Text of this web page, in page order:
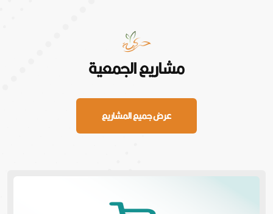
مشاريع الجمعية
عرض جميع المشاريع